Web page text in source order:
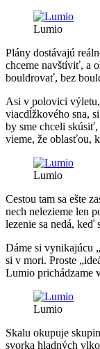
Lumio
Plány dostávajú
chceme navštíviť, a
bouldrovať, bez
Asi v polovici
viacdĺžkového sna,
by sme chceli
vieme, že oblasťou,
Lumio
Cestou tam sa ešte
nech nelezieme len
lezenie sa nedá, keď
Dáme si vynikajúcu
si v mori. Proste
Lumio prichádzame
Lumio
Skalu okupuje
svorka hladných